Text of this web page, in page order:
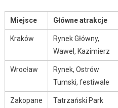
Miejsce Główne atrakcje
Kraków
Rynek Główny,
Wawel, Kazimierz
Wrocław
Rynek, Ostrów
Tumski, festiwale
Zakopane
Tatrzański Park